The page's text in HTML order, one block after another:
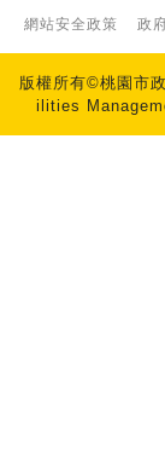
網站安全政策 政
版權所有©桃園市
ilities